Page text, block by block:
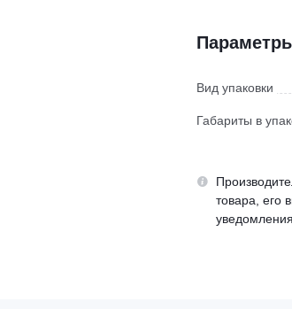
Вид упаковки
Габариты в
товара, его